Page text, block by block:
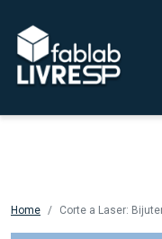
Home Corte a Laser: